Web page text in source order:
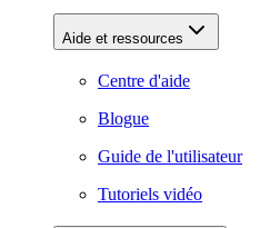
Aide et ressources
Centre d'aide
Blogue
Guide de l'utilisateur
Tutoriels vidéo